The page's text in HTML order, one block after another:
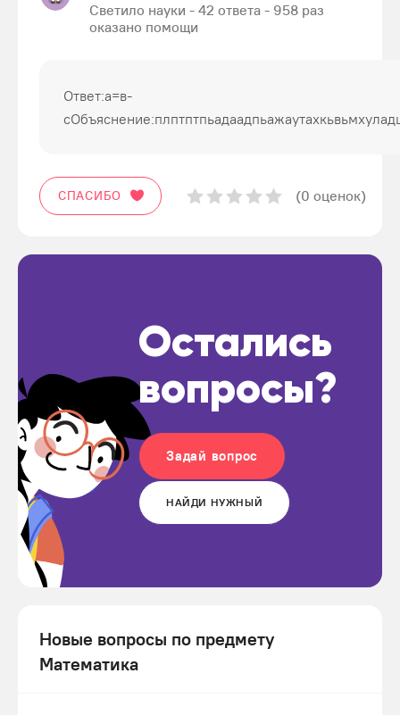
Светило науки - 42 ответа - 958 раз
оказано помощи
Ответ:а=в-
СПАСИБО (0 оценок)
Остались
вопросы?
Задай вопрос
НАЙДИ НУЖНЫЙ
Новые вопросы по предмету
Математика